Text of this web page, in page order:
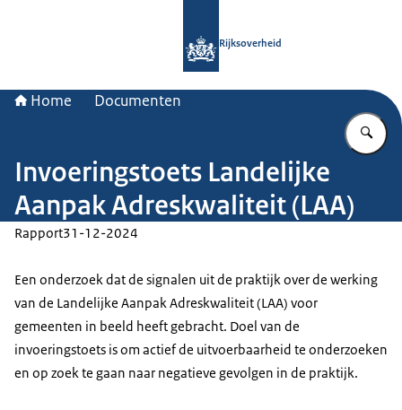
Rijksoverheid
Home Documenten
Invoeringstoets Landelijke
Aanpak Adreskwaliteit (LAA)
Rapport31-12-2024
Een onderzoek dat de signalen uit de praktijk over de werking
van de Landelijke Aanpak Adreskwaliteit (LAA) voor
gemeenten in beeld heeft gebracht. Doel van de
invoeringstoets is om actief de uitvoerbaarheid te onderzoeken
en op zoek te gaan naar negatieve gevolgen in de praktijk.